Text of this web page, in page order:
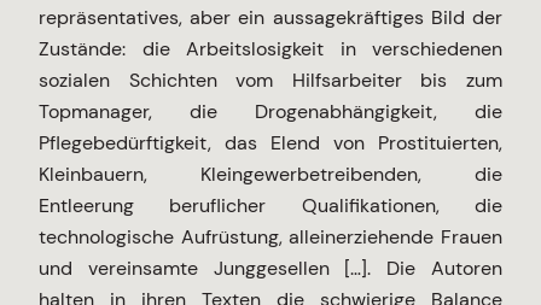
repräsentatives, aber ein aussagekräftiges Bild der
Zustände: die Arbeitslosigkeit in verschiedenen
sozialen Schichten vom Hilfsarbeiter bis zum
Topmanager, die Drogenabhängigkeit, die
Pflegebedürftigkeit, das Elend von Prostituierten,
Kleinbauern, Kleingewerbetreibenden, die
Entleerung beruflicher Qualifikationen, die
technologische Aufrüstung, alleinerziehende Frauen
und vereinsamte Junggesellen […]. Die Autoren
halten in ihren Texten die schwierige Balance